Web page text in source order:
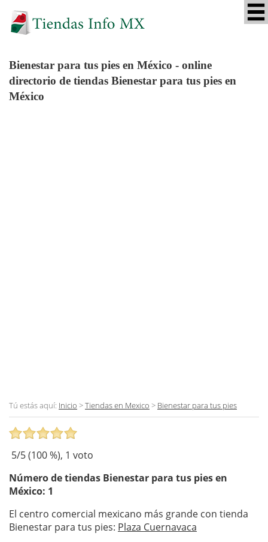
Bienestar para tus pies en México - online
directorio de tiendas Bienestar para tus pies en
México
Tú estás aquí: Inicio >Tiendas en Mexico > Bienestar para tus pies
5/5 (100%), 1 voto
Número de tiendas Bienestar para tus piesen
México: 1
El centro comercial mexicano más grande con tienda
Bienestar para tus pies: Plaza Cuernavaca